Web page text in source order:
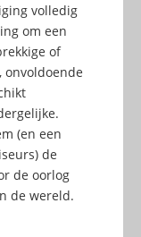
volledig
om een
of
(en een
de
de oorlog
de wereld.